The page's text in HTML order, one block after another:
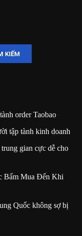
KIẾM
order Taobao
tập tành kinh doanh
gian cực dễ cho
Bấm Mua Đến Khi
Quốc không sợ bị